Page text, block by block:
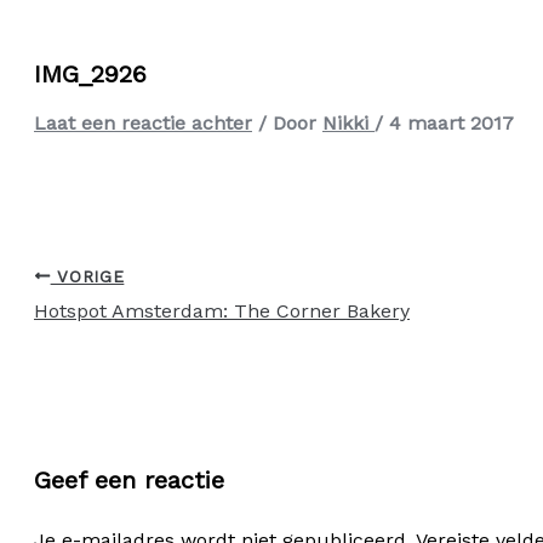
IMG_2926
Laat een reactie achter / Door Nikki / 4 maart 2017
VORIGE
Hotspot Amsterdam: The Corner Bakery
Geef een reactie